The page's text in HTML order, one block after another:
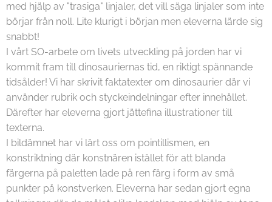
med hjälp av "trasiga" linjaler, det vill säga linjaler som inte
börjar från noll. Lite klurigt i början men eleverna lärde sig
snabbt!
I vårt SO-arbete om livets utveckling på jorden har vi
kommit fram till dinosauriernas tid, en riktigt spännande
tidsålder! Vi har skrivit faktatexter om dinosaurier där vi
använder rubrik och styckeindelningar efter innehållet.
Därefter har eleverna gjort jättefina illustrationer till
texterna.
I bildämnet har vi lärt oss om pointillismen, en
konstriktning där konstnären istället för att blanda
färgerna på paletten lade på ren färg i form av små
punkter på konstverken. Eleverna har sedan gjort egna